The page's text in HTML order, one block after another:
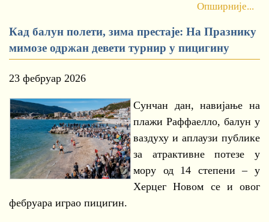
Опширније...
Кад балун полети, зима престаје: На Празнику
мимозе одржан девети турнир у пицигину
23 фебруар 2026
Сунчан дан, навијање на
плажи Раффаелло, балун у
ваздуху и аплаузи публике
за атрактивне потезе у
мору од 14 степени – у
Херцег Новом се и овог
фебруара играо пицигин.